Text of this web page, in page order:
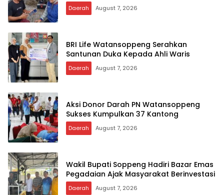
Daerah August 7, 2026
BRI Life Watansoppeng Serahkan
Santunan Duka Kepada Ahli Waris
Daerah August 7, 2026
Aksi Donor Darah PN Watansoppeng
Sukses Kumpulkan 37 Kantong
Daerah August 7, 2026
Wakil Bupati Soppeng Hadiri Bazar Emas
Pegadaian Ajak Masyarakat Berinvestasi
Daerah August 7, 2026